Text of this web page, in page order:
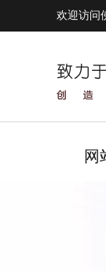
欢迎访问
网